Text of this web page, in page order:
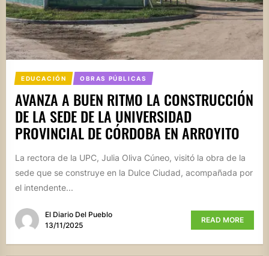
EDUCACIÓN OBRAS PÚBLICAS
AVANZA A BUEN RITMO LA CONSTRUCCIÓN
DE LA SEDE DE LA UNIVERSIDAD
PROVINCIAL DE CÓRDOBA EN ARROYITO
La rectora de la UPC, Julia Oliva Cúneo, visitó la obra de la
sede que se construye en la Dulce Ciudad, acompañada por
el intendente...
El Diario Del Pueblo
13/11/2025
READ MORE